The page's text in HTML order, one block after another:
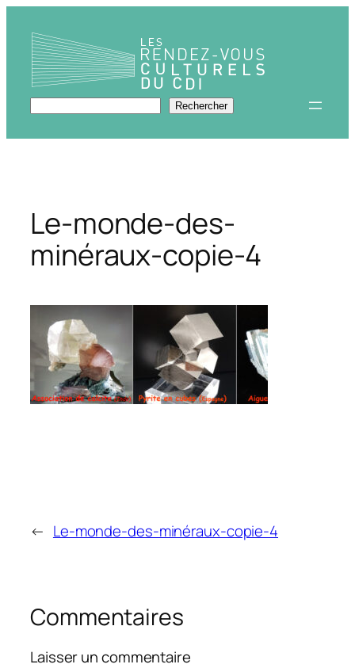
contenu
Rechercher Rechercher
Le-monde-des-
minéraux-copie-4
← Le-monde-des-minéraux-copie-4
Commentaires
Laisser un commentaire